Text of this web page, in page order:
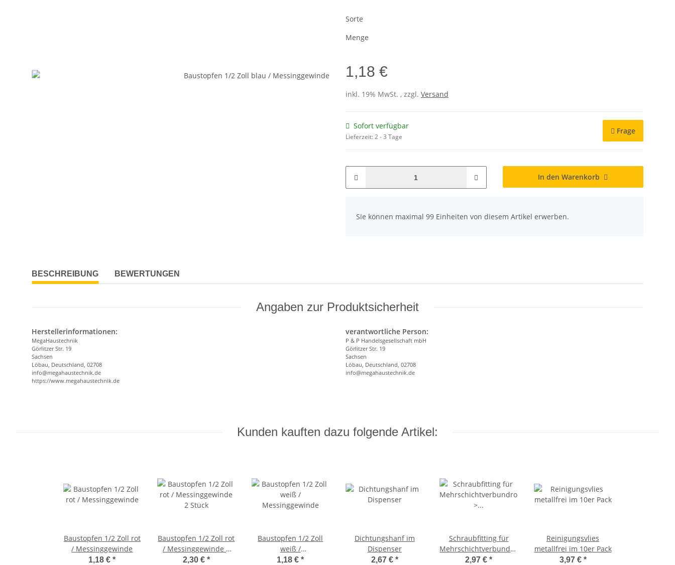
Sorte
Menge
1,18 €
inkl. 19% MwSt. , zzgl. Versand
Sofort verfügbar
Lieferzeit:2 - 3 Tage
Frage
In den Warenkorb
Sie können maximal 99 Einheiten von diesem Artikel erwerben.
BESCHREIBUNG BEWERTUNGEN
Angaben zur Produktsicherheit
Herstellerinformationen:
MegaHaustechnik
Görlitzer Str. 19
Sachsen
Löbau, Deutschland, 02708
info@megahaustechnik.de
https://www.megahaustechnik.de
verantwortliche Person:
P & P Handelsgesellschaft mbH
Görlitzer Str. 19
Sachsen
Löbau, Deutschland, 02708
info@megahaustechnik.de
Kunden kauften dazu folgende Artikel:
Baustopfen 1/2 Zoll rot
/ Messinggewinde
1,18 €*
Baustopfen 1/2 Zoll rot
/ Messinggewinde 2
Stück
2,30 € *
Baustopfen 1/2 Zoll
weiß /
Messinggewinde
1,18 €*
Dichtungshanf im
Dispenser
2,67 € *
Schraubfitting für
Mehrschichtverbundrohr
> Montageplatte aus
2,97 €*
Reinigungsvlies
metallfrei im 10er Pack
3,97 € *